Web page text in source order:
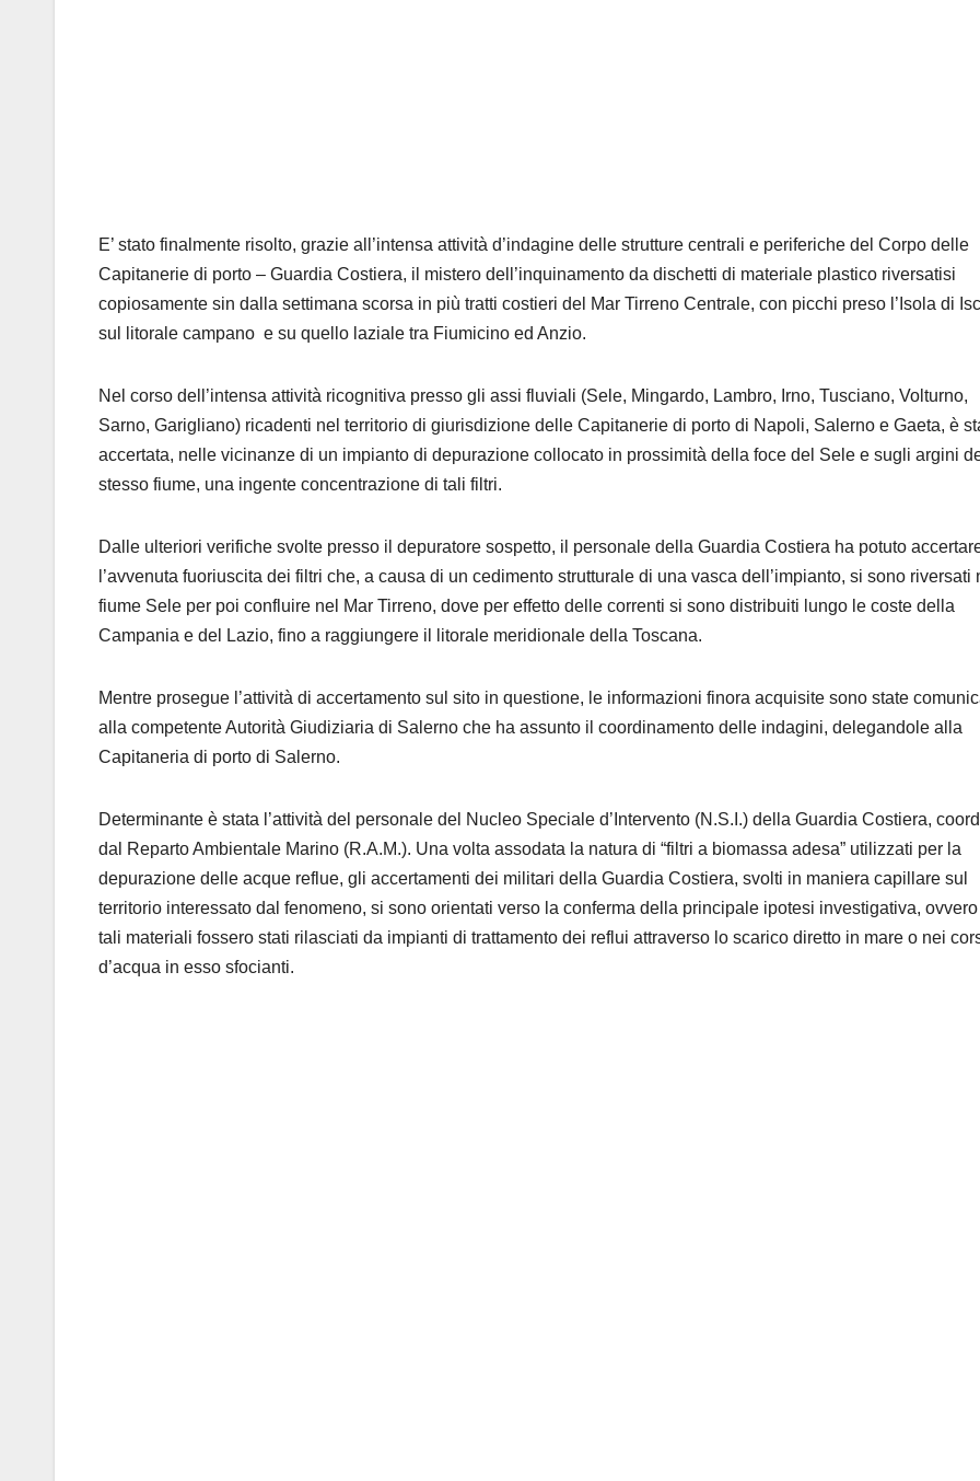
E’ stato finalmente risolto, grazie all’intensa attività d’indagine delle strutture centrali e periferiche del Corpo delle
Capitanerie di porto – Guardia Costiera, il mistero dell’inquinamento da dischetti di materiale plastico riversatisi
copiosamente sin dalla settimana scorsa in più tratti costieri del Mar Tirreno Centrale, con picchi preso l’Isola di
sul litorale campano e su quello laziale tra Fiumicino ed Anzio.
Nel corso dell’intensa attività ricognitiva presso gli assi fluviali (Sele, Mingardo, Lambro, Irno, Tusciano, Volturno,
Sarno, Garigliano) ricadenti nel territorio di giurisdizione delle Capitanerie di porto di Napoli, Salerno e Gaeta, è
accertata, nelle vicinanze di un impianto di depurazione collocato in prossimità della foce del Sele e sugli argini
stesso fiume, una ingente concentrazione di tali filtri.
Dalle ulteriori verifiche svolte presso il depuratore sospetto, il personale della Guardia Costiera ha potuto
l’avvenuta fuoriuscita dei filtri che, a causa di un cedimento strutturale di una vasca dell’impianto, si sono riversati
fiume Sele per poi confluire nel Mar Tirreno, dove per effetto delle correnti si sono distribuiti lungo le coste della
Campania e del Lazio, fino a raggiungere il litorale meridionale della Toscana.
Mentre prosegue l’attività di accertamento sul sito in questione, le informazioni finora acquisite sono state
alla competente Autorità Giudiziaria di Salerno che ha assunto il coordinamento delle indagini, delegandole alla
Capitaneria di porto di Salerno.
Determinante è stata l’attività del personale del Nucleo Speciale d’Intervento (N.S.I.) della Guardia Costiera,
dal Reparto Ambientale Marino (R.A.M.). Una volta assodata la natura di “filtri a biomassa adesa” utilizzati per la
depurazione delle acque reflue, gli accertamenti dei militari della Guardia Costiera, svolti in maniera capillare sul
territorio interessato dal fenomeno, si sono orientati verso la conferma della principale ipotesi investigativa,
tali materiali fossero stati rilasciati da impianti di trattamento dei reflui attraverso lo scarico diretto in mare o nei
d’acqua in esso sfocianti.